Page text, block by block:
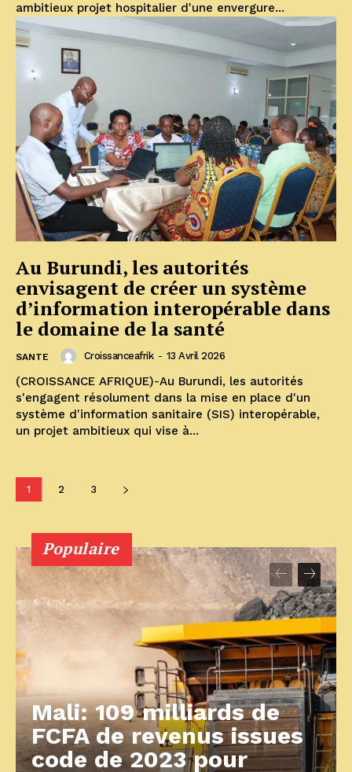
ambitieux projet hospitalier d'une envergure...
Au Burundi, les autorités
envisagent de créer un système
d’information interopérable dans
le domaine de la santé
SANTE Croissanceafrik - 13 Avril 2026
(CROISSANCE AFRIQUE)-Au Burundi, les autorités
s'engagent résolument dans la mise en place d'un
système d'information sanitaire (SIS) interopérable,
un projet ambitieux qui vise à...
1 2 3
Populaire
Mali: 109 milliards de
FCFA de revenus issues
code de 2023 pour